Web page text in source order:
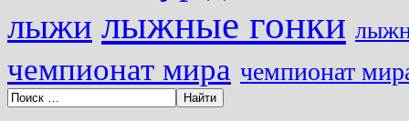
лыжи лыжные гонки
чемпионат мира чемпионат